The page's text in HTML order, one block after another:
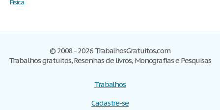
Fisica
© 2008–2026 TrabalhosGratuitos.com
Trabalhos gratuitos, Resenhas de livros, Monografias e Pesquisas
Trabalhos
Cadastre-se